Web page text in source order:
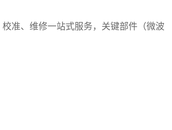
准、维修一站式服务，关键部件（微波